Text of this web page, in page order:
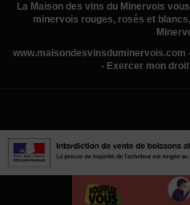
La Maison des vins du Minervois
minervois rouges, rosés et
www.maisondesvinsduminervois.com
- Exercer mon